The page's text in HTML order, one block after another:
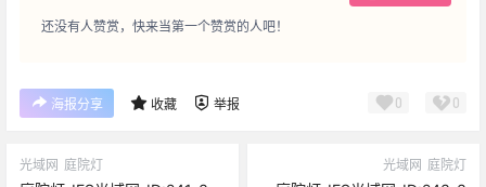
还没有人赞赏，快来当第一个赞赏的人吧！
海报分享 收藏 举报 0 0
光域网 庭院灯 光域网 庭院灯